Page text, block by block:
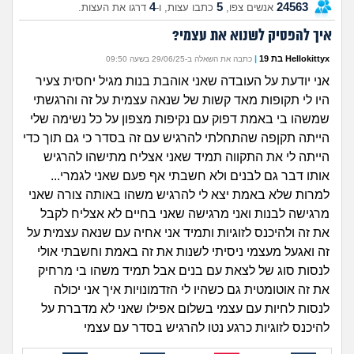
מתחם הטיפים
מדורים
זוגיות
היריון ולידה
הורות ומשפחה
מתבגרים
מהבקו"ם... ועד מתי?!
לימודים וסטודנטים
עבודה וקריירה
חיפוש שאלות
הרשמה | התחברות
24563 אנשים צפו, 5 כתבו עצות, ו-4 דרגו את העצות.
איך להפסיק לשנוא את עצמי?
Hellokittyx בת 19 | כתבה את השאלה ב-29/06/25 בשעה 09:50
אני יודעת על העובדה שאני אוהבת בנות מגיל יחסית צעיר
היו לי תקופות מאד קשות של שנאה עצמית על זה והרגשתי
שמשהו בי באמת דפוק עם נקיפות מצפון על כל נשימה שלי
הייתה תקןפה שהתחלתי להרגיש עם זה בסדר כי גם תוך כדי
הייתה לי את התקווה תמיד שאני אצליח מתישהו להרגיש
אותו דבר גם לבנים ולא חשבתי אף פעם שאני לגמרי...
למרות שלא באמת יצא לי להרגיש משהו באותה צורה שאני
מרגישה לבנות ואני מרגישה שאני בחיים לא אצליח לקבל
את זה ולהיכנס לזוגיות ותמיד אני אחיה עם שנאה עצמית על
זה ואגעל מעצמי ניסיתי לשנות את זה באמת וחשבתי אולי
לנסות סוג של לצאת עם בנים אבל תמיד משהו בי מרחיק
את זה אוטומטית גם כשהיו לי הזדמונויות איך אני יכולה
לנסות לחיות עם עצמי בשלום אפילו שאני לא מדברת על
להיכנס לזוגיות כרגע נטו להרגיש בסדר עם עצמי